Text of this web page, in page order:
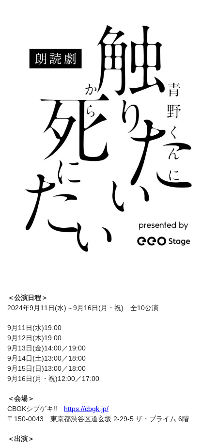
＜公演日程＞
2024年9月11日(水)～9月16日(月・祝) 全10公演
9月11日(水)19:00
9月12日(木)19:00
9月13日(金)14:00／19:00
9月14日(土)13:00／18:00
9月15日(日)13:00／18:00
9月16日(月・祝)12:00／17:00
＜会場＞
CBGKシブゲキ!! https://cbgk.jp/
〒150-0043 東京都渋谷区道玄坂 2-29-5 ザ・プライム 6階
＜出演＞